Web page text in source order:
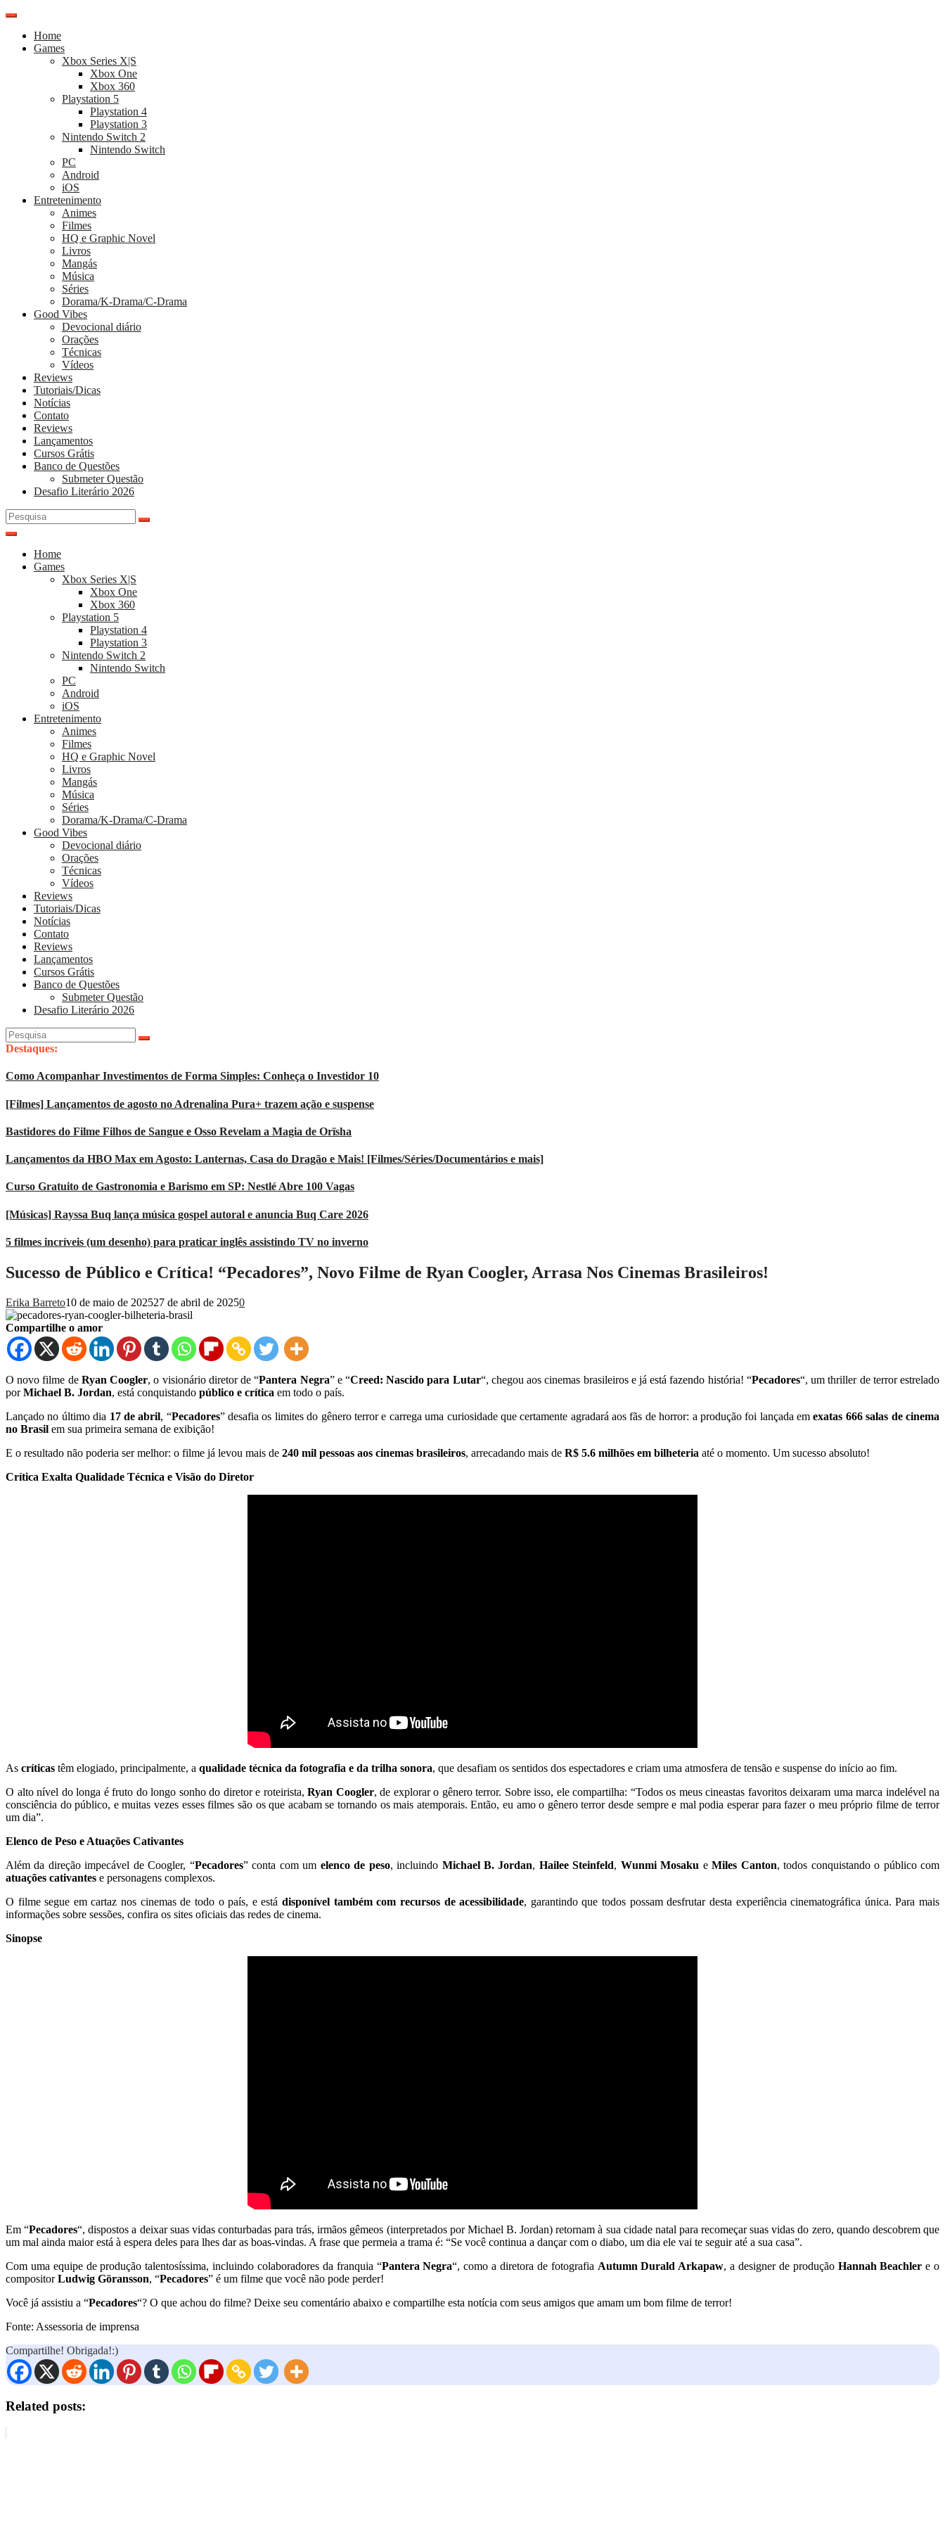
Pular
conteúdo
Home
Games
Xbox Series X|S
Xbox One
Xbox 360
Playstation 5
Playstation 4
Playstation 3
Nintendo Switch 2
Nintendo Switch
PC
Android
iOS
Entretenimento
Animes
Filmes
HQ e Graphic Novel
Livros
Mangás
Música
Séries
Dorama/K-Drama/C-Drama
Good Vibes
Devocional diário
Orações
Técnicas
Vídeos
Reviews
Tutoriais/Dicas
Notícias
Contato
Reviews
Lançamentos
Cursos Grátis
Banco de Questões
Submeter Questão
Desafio Literário 2026
Pesquisar
por:
Home
Games
Xbox Series X|S
Xbox One
Xbox 360
Playstation 5
Playstation 4
Playstation 3
Nintendo Switch 2
Nintendo Switch
PC
Android
iOS
Entretenimento
Animes
Filmes
HQ e Graphic Novel
Livros
Mangás
Música
Séries
Dorama/K-Drama/C-Drama
Good Vibes
Devocional diário
Orações
Técnicas
Vídeos
Reviews
Tutoriais/Dicas
Notícias
Contato
Reviews
Lançamentos
Cursos Grátis
Banco de Questões
Submeter Questão
Desafio Literário 2026
Pesquisar
por:
Destaques:
Como Acompanhar Investimentos de Forma Simples: Conheça o Investidor 10
[Filmes] Lançamentos de agosto no Adrenalina Pura+ trazem ação e suspense
Bastidores do Filme Filhos de Sangue e Osso Revelam a Magia de Orïsha
Lançamentos da HBO Max em Agosto: Lanternas, Casa do Dragão e Mais! [Filmes/Séries/Documentários e mais]
Curso Gratuito de Gastronomia e Barismo em SP: Nestlé Abre 100 Vagas
[Músicas] Rayssa Buq lança música gospel autoral e anuncia Buq Care 2026
5 filmes incríveis (um desenho) para praticar inglês assistindo TV no inverno
Sucesso de Público e Crítica! “Pecadores”, Novo Filme de Ryan Coogler, Arrasa Nos Cinemas Brasileiros!
Erika Barreto10 de maio de 202527 de abril de 20250
Compartilhe o amor
O novo filme de Ryan Coogler, o visionário diretor de “Pantera Negra” e “Creed: Nascido para Lutar“, chegou aos cinemas brasileiros e já está fazendo história! “Pecadores“, um thriller de terror estrelado
porMichael B. Jordan, está conquistando público e crítica em todo o país.
Lançado no último dia 17 de abril, “Pecadores” desafia os limites do gênero terror e carrega uma curiosidade que certamente agradará aos fãs de horror: a produção foi lançada emexatas 666 salas de cinema
no Brasil em sua primeira semana de exibição!
E o resultado não poderia ser melhor: o filme já levou mais de 240 mil pessoas aos cinemas brasileiros, arrecadando mais de R$ 5.6 milhões em bilheteria até o momento. Um sucesso absoluto!
Crítica Exalta Qualidade Técnica e Visão do Diretor
As críticas têm elogiado, principalmente, a qualidade técnica da fotografia e da trilha sonora, que desafiam os sentidos dos espectadores e criam uma atmosfera de tensão e suspense do início ao fim.
O alto nível do longa é fruto do longo sonho do diretor e roteirista, Ryan Coogler, de explorar o gênero terror. Sobre isso, ele compartilha: “Todos os meus cineastas favoritos deixaram uma marca indelével na
consciência do público, e muitas vezes esses filmes são os que acabam se tornando os mais atemporais. Então, eu amo o gênero terror desde sempre e mal podia esperar para fazer o meu próprio filme de terror
um dia”.
Elenco de Peso e Atuações Cativantes
Além da direção impecável de Coogler, “Pecadores” conta com um elenco de peso, incluindo Michael B. Jordan, Hailee Steinfeld, Wunmi Mosaku eMiles Canton, todos conquistando o público com
atuações cativantes e personagens complexos.
O filme segue em cartaz nos cinemas de todo o país, e estádisponível também com recursos de acessibilidade, garantindo que todos possam desfrutar desta experiência cinematográfica única. Para mais
informações sobre sessões, confira os sites oficiais das redes de cinema.
Sinopse
Em “Pecadores“, dispostos a deixar suas vidas conturbadas para trás, irmãos gêmeos (interpretados por Michael B. Jordan) retornam à sua cidade natal para recomeçar suas vidas do zero, quando descobrem que
um mal ainda maior está à espera deles para lhes dar as boas-vindas. A frase que permeia a trama é: “Se você continua a dançar com o diabo, um dia ele vai te seguir até a sua casa”.
Com uma equipe de produção talentosíssima, incluindo colaboradores da franquia “Pantera Negra“, como a diretora de fotografia Autumn Durald Arkapaw, a designer de produção Hannah Beachler e o
compositorLudwig Göransson, “Pecadores” é um filme que você não pode perder!
Você já assistiu a “Pecadores“? O que achou do filme? Deixe seu comentário abaixo e compartilhe esta notícia com seus amigos que amam um bom filme de terror!
Fonte: Assessoria de imprensa
Compartilhe! Obrigada!:)
Related posts: